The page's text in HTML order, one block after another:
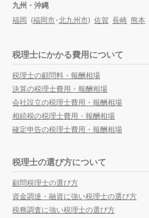
九州・沖縄
福岡 (福岡市・北九州市) 佐賀 長崎 熊本
税理士にかかる費用について
税理士の顧問料・報酬相場
決算の税理士費用・報酬相場
会社設立の税理士費用・報酬相場
相続税の税理士費用・報酬相場
確定申告の税理士費用・報酬相場
税理士の選び方について
顧問税理士の選び方
資金調達・融資に強い税理士の選び方
税務調査に強い税理士の選び方